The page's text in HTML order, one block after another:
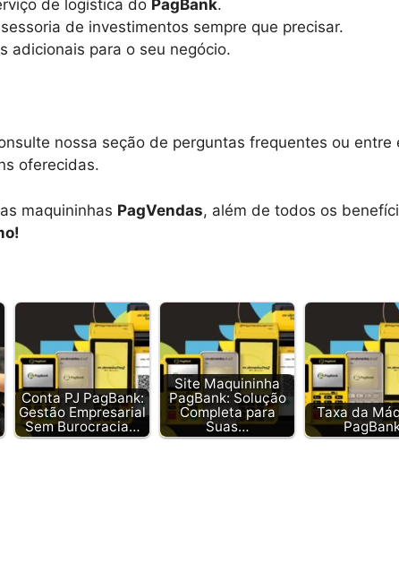
de logística do PagBank.
de investimentos sempre que precisar.
adicionais para o seu negócio.
nossa seção de perguntas frequentes ou
oferecidas.
maquininhas PagVendas, além de todos os
Conta PJ PagBank:
Gestão Empresarial
Sem Burocracia…
Site Maquininha
PagBank: Solução
Completa para
Suas…
Taxa da